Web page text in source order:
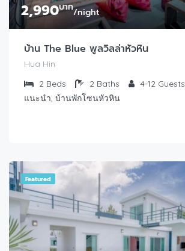
2,990บาท/night
บ้าน The Blue พูลวิลล่าหัวหิน
Hua Hin
2 Beds 2 Baths 4-12 Guests
แนะนำ, บ้านพักโซนหัวหิน
Featured